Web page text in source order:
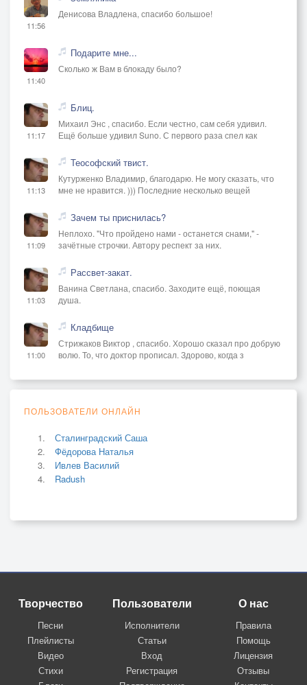
11:56
Денисова Владлена, спасибо большое!
11:40
Подарите мне...
Сколько ж Вам в блокаду было?
11:17
Блиц.
Михаил Энс , спасибо. Если честно, сам себя удивил.
Ещё больше удивил Suno. С первого раза спел как
11:13
Теософский твист.
Кутурженко Владимир, благодарю. Не могу сказать, что
мне не нравится. ))) Последние несколько вещей
11:09
Зачем ты приснилась?
Неплохо. "Что пройдено нами - останется снами," -
зачётные строчки. Автору респект за них.
11:03
Рассвет-закат.
Ванина Светлана, спасибо. Заходите ещё, поющая
душа.
11:00
Кладбище
Стрижаков Виктор , спасибо. Хорошо сказал про добрую
волю. То, что доктор прописал. Здорово, когда з
ПОЛЬЗОВАТЕЛИ ОНЛАЙН
Сталинградский Саша
Фёдорова Наталья
Ивлев Василий
Radush
Творчество
Песни
Плейлисты
Видео
Стихи
Пользователи
Исполнители
Статьи
Вход
Регистрация
О нас
Правила
Помощь
Лицензия
Отзывы